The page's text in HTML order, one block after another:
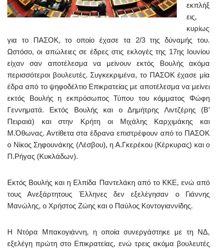
εκπλήξ
εις,
κυρίως
για το ΠΑΣΟΚ, το οποίο έχασε τα 2/3 της δύναμής του.
Ωστόσο, οι απώλειες σε έδρες στις εκλογές της 17ης Ιουνίου
είχαν σαν αποτέλεσμα να μείνουν εκτός Βουλής ακόμα
περισσότεροι βουλευτές. Συγκεκριμένα, το ΠΑΣΟΚ έχασε μία
έδρα από το ψηφοδέλτιο Επικρατείας με αποτέλεσμα να μείνει
εκτός Βουλής η εκπρόσωπος Τύπου του κόμματος Φώφη
Γεννηματά. Εκτός Βουλής και ο Δημήτρης Λιντζέρης (Β’
Πειραιά) και στην Κρήτη οι Μιχάλης Καρχιμάκης και
Μ.Όθωνας. Αντίθετα στα έδρανα επιστρέφουν από το ΠΑΣΟΚ
ο Νίκος Σηφουνάκης (Λέσβου), η Α.Γκερέκου (Κέρκυρας) και ο
Π.Ρήγας (Κυκλάδων).
Εκτός Βουλής και η Ελπίδα Παντελάκη από το ΚΚΕ, ενώ από
τους Ανεξάρτητους Έλληνες δεν εξελέγησαν ο Γιάννης
Μανώλης, ο Χρήστος Ζώης και ο Παύλος Κοντογιαννίδης.
Η Ντόρα Μπακογιάννη, η οποία συνεργάστηκε με τη ΝΔ,
εξελέγη πρώτη στο Επικρατείας, ενώ τρεις ακόμα βουλευτές